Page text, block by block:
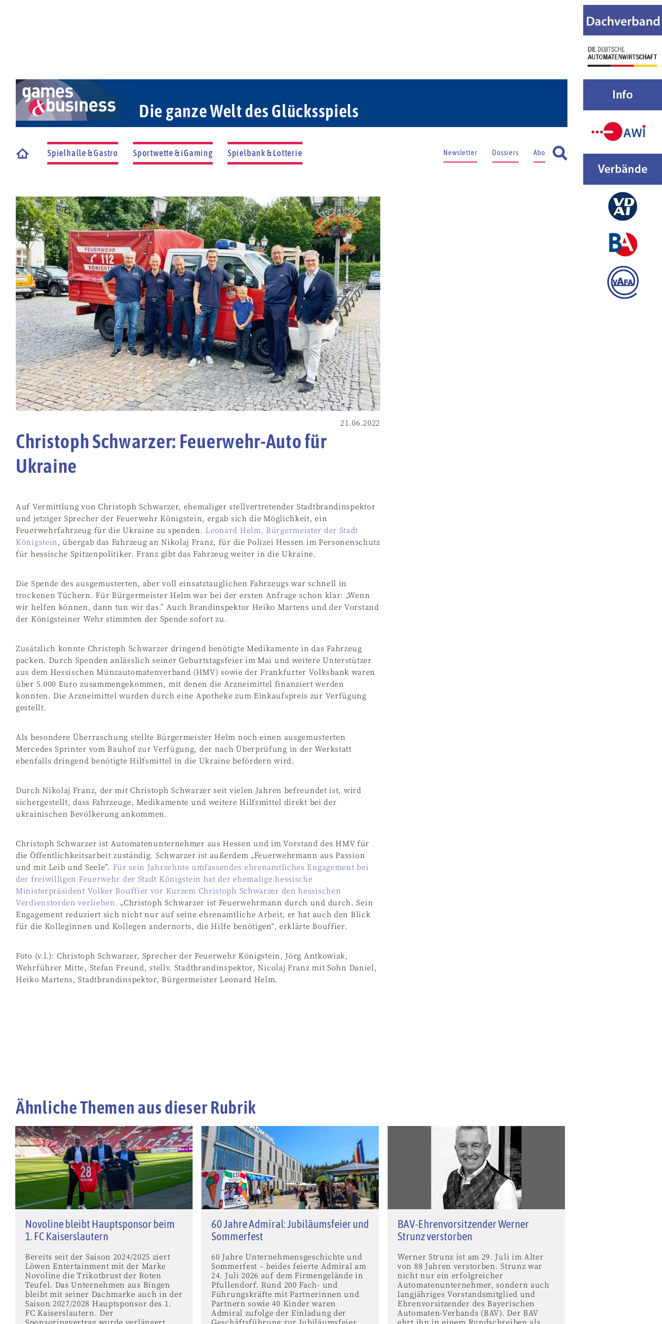
Die ganze Welt des Glücksspiels
Spielhalle & Gastro Sportwette & iGaming Spielbank & Lotterie Newsletter Dossiers Abo
21.06.2022
Christoph Schwarzer: Feuerwehr-Auto für
Ukraine
Auf Vermittlung von Christoph Schwarzer, ehemaliger stellvertretender Stadtbrandinspektor
und jetziger Sprecher der Feuerwehr Königstein, ergab sich die Möglichkeit, ein
Feuerwehrfahrzeug für die Ukraine zu spenden. Leonard Helm, Bürgermeister der Stadt
Königstein, übergab das Fahrzeug an Nikolaj Franz, für die Polizei Hessen im Personenschutz
für hessische Spitzenpolitiker. Franz gibt das Fahrzeug weiter in die Ukraine.
Die Spende des ausgemusterten, aber voll einsatztauglichen Fahrzeugs war schnell in
trockenen Tüchern. Für Bürgermeister Helm war bei der ersten Anfrage schon klar: „Wenn
wir helfen können, dann tun wir das.” Auch Brandinspektor Heiko Martens und der Vorstand
der Königsteiner Wehr stimmten der Spende sofort zu.
Zusätzlich konnte Christoph Schwarzer dringend benötigte Medikamente in das Fahrzeug
packen. Durch Spenden anlässlich seiner Geburtstagsfeier im Mai und weitere Unterstützer
aus dem Hessischen Münzautomatenverband (HMV) sowie der Frankfurter Volksbank waren
über 5.000 Euro zusammengekommen, mit denen die Arzneimittel finanziert werden
konnten. Die Arzneimittel wurden durch eine Apotheke zum Einkaufspreis zur Verfügung
gestellt.
Als besondere Überraschung stellte Bürgermeister Helm noch einen ausgemusterten
Mercedes Sprinter vom Bauhof zur Verfügung, der nach Überprüfung in der Werkstatt
ebenfalls dringend benötigte Hilfsmittel in die Ukraine befördern wird.
Durch Nikolaj Franz, der mit Christoph Schwarzer seit vielen Jahren befreundet ist, wird
sichergestellt, dass Fahrzeuge, Medikamente und weitere Hilfsmittel direkt bei der
ukrainischen Bevölkerung ankommen.
Christoph Schwarzer ist Automatenunternehmer aus Hessen und im Vorstand des HMV für
die Öffentlichkeitsarbeit zuständig. Schwarzer ist außerdem „Feuerwehrmann aus Passion
und mit Leib und Seele”. Für sein Jahrzehnte umfassendes ehrenamtliches Engagement bei
der freiwilligen Feuerwehr der Stadt Königstein hat der ehemalige hessische
Ministerpräsident Volker Bouffier vor Kurzem Christoph Schwarzer den hessischen
Verdienstorden verliehen. „Christoph Schwarzer ist Feuerwehrmann durch und durch. Sein
Engagement reduziert sich nicht nur auf seine ehrenamtliche Arbeit, er hat auch den Blick
für die Kolleginnen und Kollegen andernorts, die Hilfe benötigen“, erklärte Bouffier.
Foto (v.l.): Christoph Schwarzer, Sprecher der Feuerwehr Königstein, Jörg Antkowiak,
Wehrführer Mitte, Stefan Freund, stellv. Stadtbrandinspektor, Nicolaj Franz mit Sohn Daniel,
Heiko Martens, Stadtbrandinspektor, Bürgermeister Leonard Helm.
Ähnliche Themen aus dieser Rubrik
Novoline bleibt Hauptsponsor beim
1. FC Kaiserslautern
Bereits seit der Saison 2024/2025 ziert
Löwen Entertainment mit der Marke
Novoline die Trikotbrust der Roten
Teufel. Das Unternehmen aus Bingen
bleibt mit seiner Dachmarke auch in der
Saison 2027/2028 Hauptsponsor des 1.
FC Kaiserslautern. Der
60 Jahre Admiral: Jubiläumsfeier und
Sommerfest
60 Jahre Unternehmensgeschichte und
Sommerfest – beides feierte Admiral am
24. Juli 2026 auf dem Firmengelände in
Pfullendorf. Rund 200 Fach- und
Führungskräfte mit Partnerinnen und
Partnern sowie 40 Kinder waren
Admiral zufolge der Einladung der
BAV-Ehrenvorsitzender Werner
Strunz verstorben
Werner Strunz ist am 29. Juli im Alter
von 88 Jahren verstorben. Strunz war
nicht nur ein erfolgreicher
Automatenunternehmer, sondern auch
langjähriges Vorstandsmitglied und
Ehrenvorsitzender des Bayerischen
Automaten-Verbands (BAV). Der BAV